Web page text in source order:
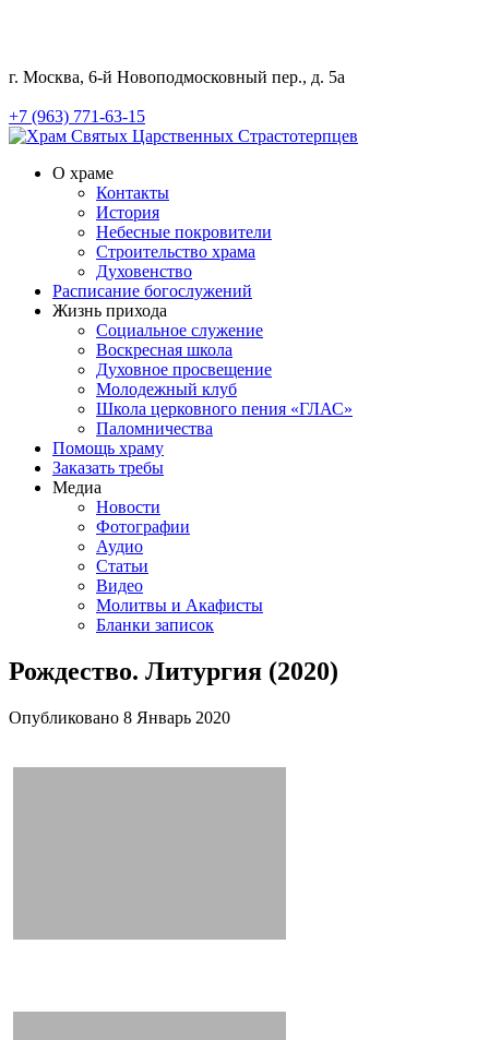
г. Москва, 6-й Новоподмосковный пер., д. 5а
+7 (963) 771-63-15
О храме
Контакты
История
Небесные покровители
Строительство храма
Духовенство
Расписание богослужений
Жизнь прихода
Социальное служение
Воскресная школа
Духовное просвещение
Молодежный клуб
Школа церковного пения «ГЛАС»
Паломничества
Помощь храму
Заказать требы
Медиа
Новости
Фотографии
Аудио
Статьи
Видео
Молитвы и Акафисты
Бланки записок
Рождество. Литургия (2020)
Опубликовано 8 Январь 2020